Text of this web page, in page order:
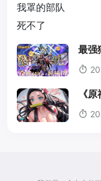
最强
《